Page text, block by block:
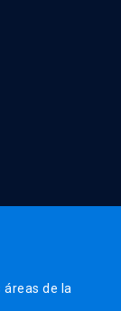
de la